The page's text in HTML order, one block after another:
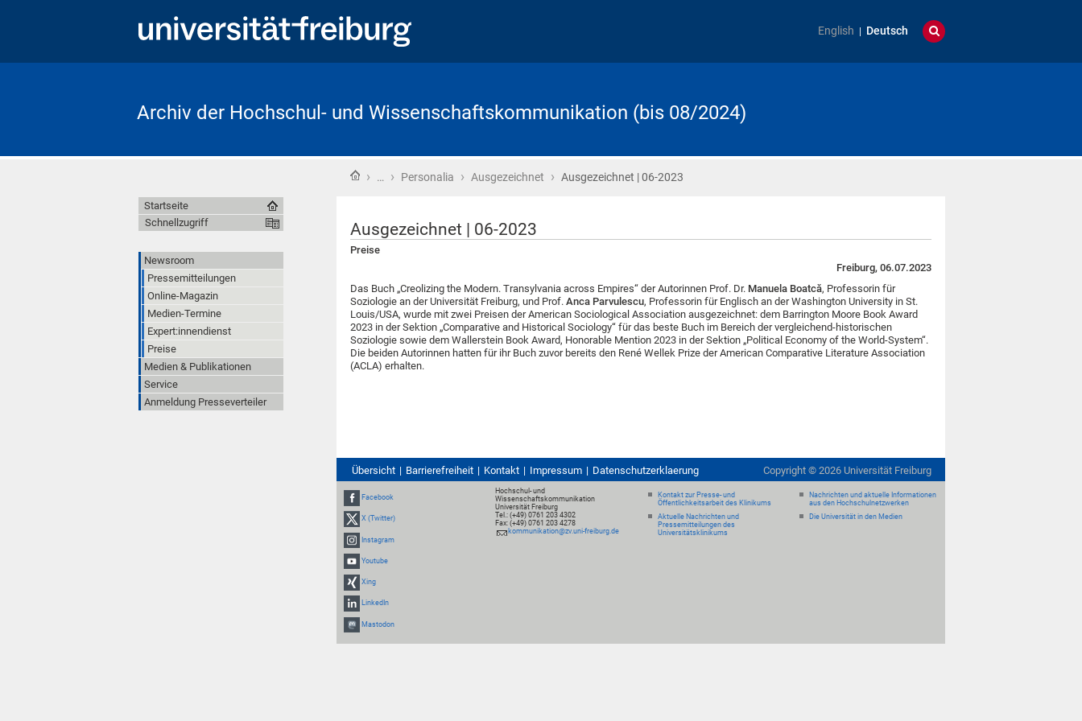
English Deutsch
Archiv der Hochschul- und Wissenschaftskommunikation (bis 08/2024)
Startseite
› … › Personalia › Ausgezeichnet › Ausgezeichnet | 06-2023
Ausgezeichnet | 06-2023
Preise
Freiburg, 06.07.2023
Das Buch „Creolizing the Modern. Transylvania across Empires“ der Autorinnen Prof. Dr. Manuela Boatcă, Professorin für
Soziologie an der Universität Freiburg, und Prof. Anca Parvulescu, Professorin für Englisch an der Washington University in St.
Louis/USA, wurde mit zwei Preisen der American Sociological Association ausgezeichnet: dem Barrington Moore Book Award
2023 in der Sektion „Comparative and Historical Sociology“ für das beste Buch im Bereich der vergleichend-historischen
Soziologie sowie dem Wallerstein Book Award, Honorable Mention 2023 in der Sektion „Political Economy of the World-System“.
Die beiden Autorinnen hatten für ihr Buch zuvor bereits den René Wellek Prize der American Comparative Literature Association
(ACLA) erhalten.
Startseite
Schnellzugriff
Newsroom
Pressemitteilungen
Online-Magazin
Medien-Termine
Expert:innendienst
Preise
Medien & Publikationen
Service
Anmeldung Presseverteiler
Übersicht Barrierefreiheit Kontakt Impressum Datenschutzerklaerung Copyright © 2026 Universität Freiburg
Facebook
X (Twitter)
Instagram
Youtube
Xing
LinkedIn
Mastodon
Hochschul- und
Wissenschaftskommunikation
Universität Freiburg
Tel.: (+49) 0761 203 4302
Fax: (+49) 0761 203 4278
kommunikation@zv.uni-freiburg.de
Kontakt zur Presse- und
Öffentlichkeitsarbeit des Klinikums
Aktuelle Nachrichten und
Pressemitteilungen des
Universitätsklinikums
Nachrichten und aktuelle Informationen
aus den Hochschulnetzwerken
Die Universität in den Medien